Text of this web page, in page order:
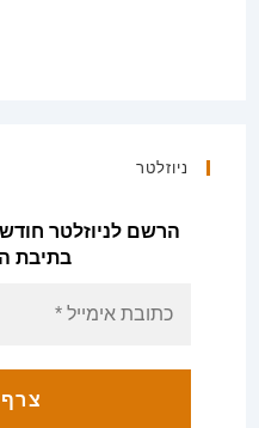
ניוזלטר
הרשם לניוזלטר
בתיבת